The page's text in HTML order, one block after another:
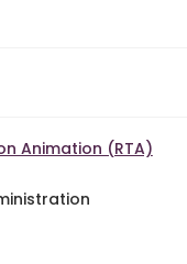
Animation (RTA)